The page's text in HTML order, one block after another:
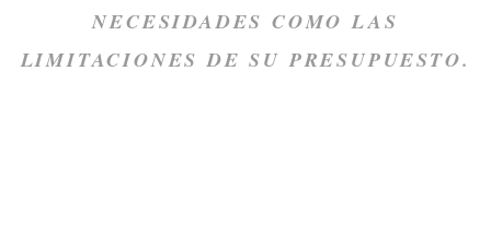
NECESIDADES COMO LAS
LIMITACIONES DE SU PRESUPUESTO.